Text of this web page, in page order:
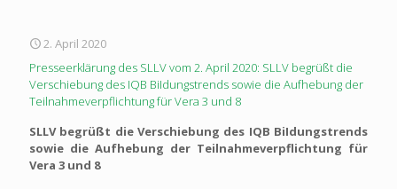
2. April 2020
Presseerklärung des SLLV vom 2. April 2020: SLLV begrüßt die
Verschiebung des IQB BiIdungstrends sowie die Aufhebung der
Teilnahmeverpflichtung für Vera 3 und 8
SLLV begrüßt die Verschiebung des IQB BiIdungstrends
sowie die Aufhebung der Teilnahmeverpflichtung für
Vera 3 und 8